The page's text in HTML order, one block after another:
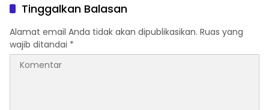
Tinggalkan Balasan
Alamat email Anda tidak akan dipublikasikan. Ruas yang
wajib ditandai *